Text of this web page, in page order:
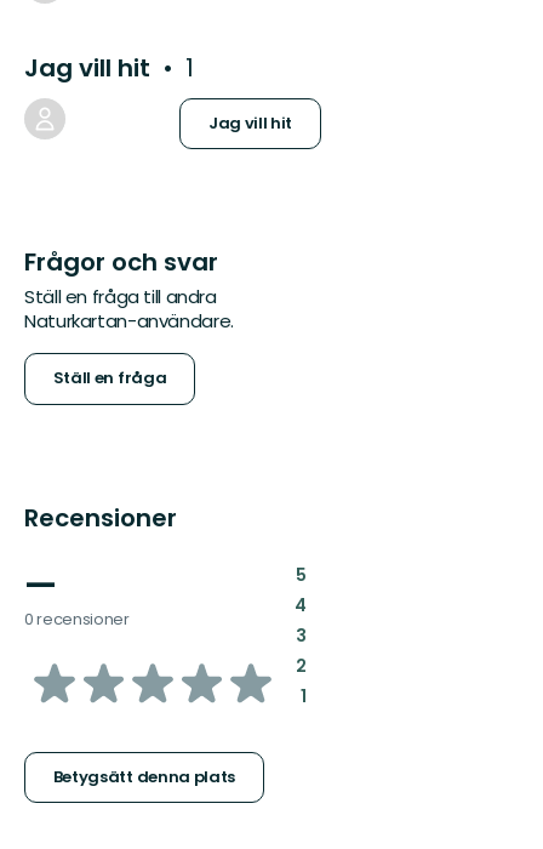
Jag vill hit 1
Jag vill hit
Frågor och svar
Ställ en fråga till andra
Naturkartan-användare.
Ställ en fråga
Recensioner
—
0 recensioner
av
stjärnor
Betygsätt denna plats
5:
4:
3:
2:
1: